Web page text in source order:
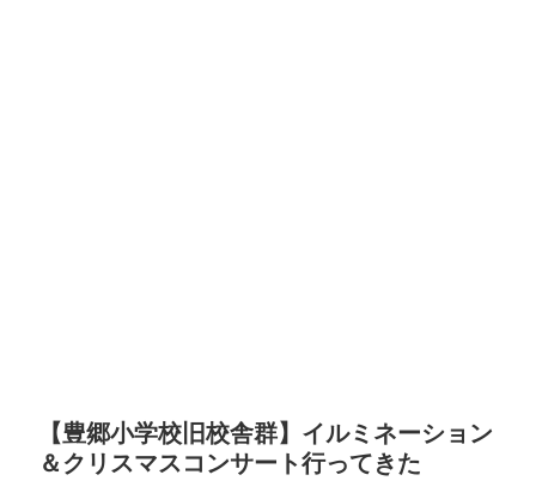
【豊郷小学校旧校舎群】イルミネーション
＆クリスマスコンサート行ってきた